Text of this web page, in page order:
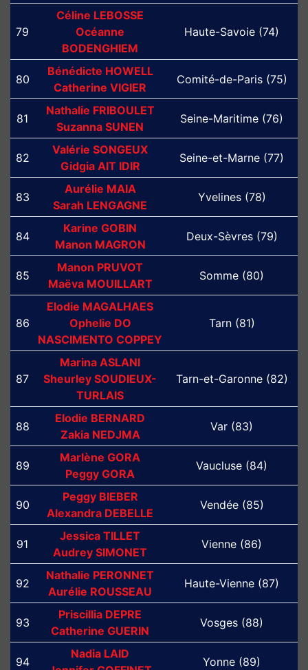
79
Céline LEBOSSE
Océanne
BODENGHIEM
Haute-Savoie (74)
80
Bénédicte HOWELL
Catherine VIGIER
Comité-de-Paris (75)
81
Nathalie FRIBOULET
Suzanna SUNEN
Seine-Maritime (76)
82
Valérie SONGEUX
Gidgia AIT IDIR
Seine-et-Marne (77)
83
Aurélie MAIA
Sarah LENGAGNE
Yvelines (78)
84
Karine GOBIN
Manon MAGRON
Deux-Sèvres (79)
85
Manon PRUVOT
Maëva MOUILLART
Somme (80)
86
Elodie MAGALHAES
Ophelie DO
NASCIMENTO COPPEY
Tarn (81)
87
Marina ASLANI
Sheurley SOUDIEUX-
TURLAIS
Tarn-et-Garonne (82)
88
Elodie BERNARD
Zakia NEDJMA
Var (83)
89
Marlène GORA
Peggy GORA
Vaucluse (84)
90
Peggy BIEBER
Alexandra DEBELLE
Vendée (85)
91
Jessica TILLET
Audrey SIMONET
Vienne (86)
92
Nathalie PERONNET
Aurélie ROUSSEAU
Haute-Vienne (87)
93
Priscillia DEPRE
Catherine GUERIN
Vosges (88)
94
Nadia LAID
Yonne (89)